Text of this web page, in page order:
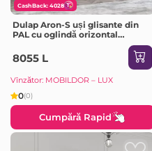
CashBack: 4028
Dulap Aron-S uși glisante din
PAL cu oglindă orizontal
8055 L
Vînzător: MOBILDOR – LUX
0(0)
Cumpără Rapid